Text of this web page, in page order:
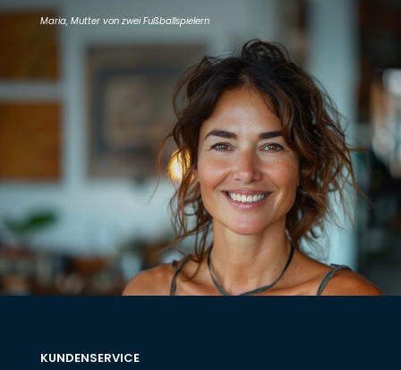
Maria, Mutter von zwei Fußballspielern
KUNDENSERVICE